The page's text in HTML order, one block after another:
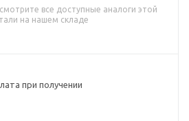
все доступные аналоги этой
на нашем складе
при получении